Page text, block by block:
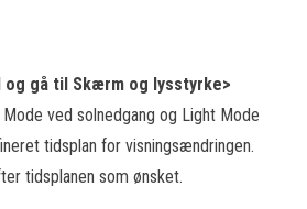
og gå til Skærm og lysstyrke>
ved solnedgang og Light Mode
tidsplan for visningsændringen.
tidsplanen som ønsket.